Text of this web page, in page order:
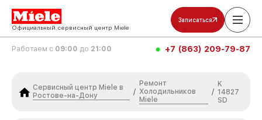
Официальный сервисный центр Miele
Записаться
Работаем с 09:00 до 21:00 +7 (863) 209-79-87
Сервисный центр Miele в
Ростове-на-Дону
/
Ремонт
Холодильников
Miele
/
K
14827
SD